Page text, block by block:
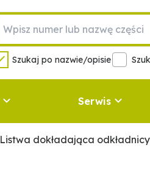
Szukaj po nazwie/opisie
Serwis
Listwa dokładająca